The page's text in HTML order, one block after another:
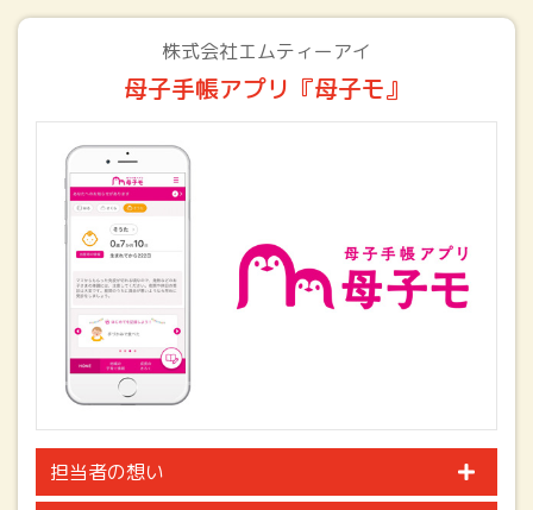
株式会社エムティーアイ
母子手帳アプリ『母子モ』
担当者の想い